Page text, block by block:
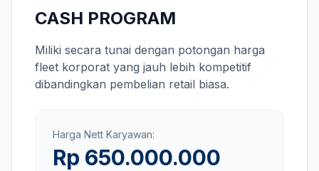
CASH PROGRAM
Miliki secara tunai dengan potongan harga
fleet korporat yang jauh lebih kompetitif
dibandingkan pembelian retail biasa.
Harga Nett Karyawan:
Rp 650.000.000